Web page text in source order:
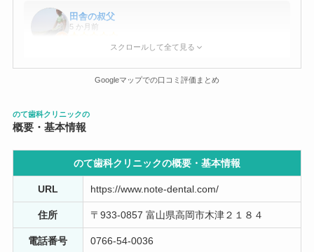
スクロールして全て見る
田舎の叔父
5 か月前
い品物でした。 三ヶ月掛かって、使えない物とは？ 前歯
いし、奥歯で噛んだら歯が外れるし…。 月１回の治療で
使えない物にお金払ったなんて。 入れ歯に関しては、他
z k
受付の50代くらいの女性の態度が毎回本当に悪いです。
質問しても患者に対して吐き捨てるように答えてくるの
で通院が憂鬱でした。 医院自体も予約が埋まっていて取
Googleマップでの口コミ評価まとめ
のて歯科クリニックの
概要・基本情報
のて歯科クリニックの概要・ 基本情報
URL https://www.note-dental.com/
住所 〒933-0857 富山県高岡市木津２１８４
電話番号 0766-54-0036